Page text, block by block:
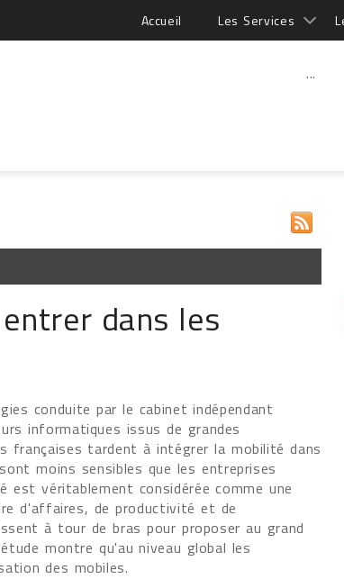
Accueil Les Services
...
dans les
conduite par le cabinet indépendant
informatiques issus de grandes
françaises tardent à intégrer la mobilité dans
moins sensibles que les entreprises
est véritablement considérée comme une
d'affaires, de productivité et de
à tour de bras pour proposer au grand
montre qu'au niveau global les
des mobiles.